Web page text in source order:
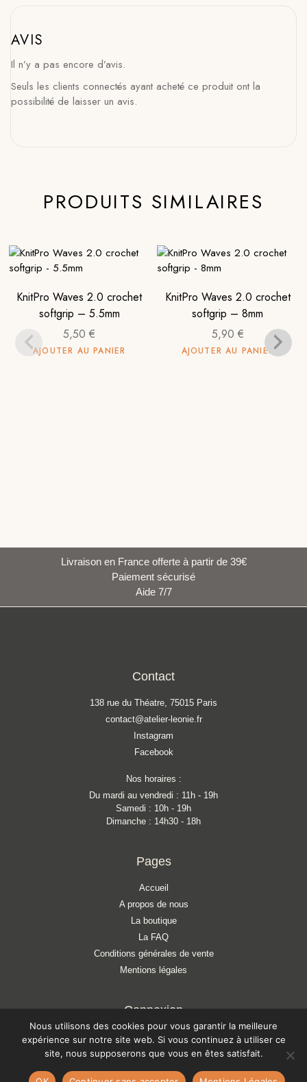
AVIS
Il n’y a pas encore d’avis.
Seuls les clients connectés ayant acheté ce produit ont la
possibilité de laisser un avis.
PRODUITS SIMILAIRES
KnitPro Waves 2.0 crochet
softgrip – 5.5mm
5,50€
AJOUTER AU PANIER
KnitPro Waves 2.0 crochet
softgrip – 8mm
5,90 €
AJOUTER AU PANIER
Livraison en France offerte à partir de 39€
Paiement sécurisé
Aide 7/7
Contact
138 rue du Théatre, 75015 Paris
contact@atelier-leonie.fr
Instagram
Facebook
Nos horaires :
Du mardi au vendredi : 11h - 19h
Samedi : 10h - 19h
Dimanche : 14h30 - 18h
Pages
Accueil
A propos de nous
La boutique
La FAQ
Conditions générales de vente
Mentions légales
Connexion
Mon compte
Mon panier
Liste d'envies
Nous utilisons des cookies pour vous garantir la meilleure
expérience sur notre site web. Si vous continuez à utiliser ce
site, nous supposerons que vous en êtes satisfait.